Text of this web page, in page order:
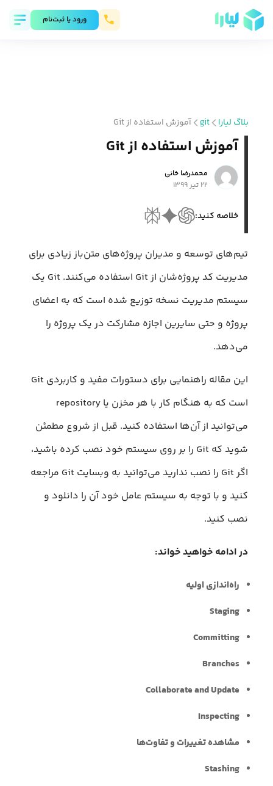
ورود يا ثبت‌نام
بلاگ لیارا git آموزش استفاده از Git
آموزش استفاده از Git
محمد‌رضا خانی
۲۲ تیر ۱۳۹۹
خلاصه کنید:
تیم‌های توسعه و مدیران پروژه‌های متن‌باز زیادی برای
مدیریت کد پروژه‌شان از Git استفاده می‌کنند. Git یک
سیستم مدیریت نسخه توزیع شده است که به اعضای
پروژه و حتی سایرین اجازه مشارکت در یک پروژه را
می‌دهد.
این مقاله راهنمایی برای دستورات مفید و کاربردی Git
است که به هنگام کار با هر مخزن یا repository
می‌توانید از آن‌ها استفاده کنید. قبل از شروع مطمئن
شوید که Git را بر روی سیستم خود نصب کرده باشید،
اگر Git را نصب ندارید می‌توانید به وبسایت Git مراجعه
کنید و با توجه به سیستم عامل خود آن را دانلود و
نصب کنید.
در ادامه خواهید خواند:
راه‌اندازی اولیه
Staging
Committing
Branches
Collaborate and Update
Inspecting
مشاهده تغییرات و تفاوت‌ها
Stashing